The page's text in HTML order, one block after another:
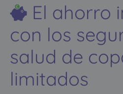
El ahorro
con los
salud de
limitados